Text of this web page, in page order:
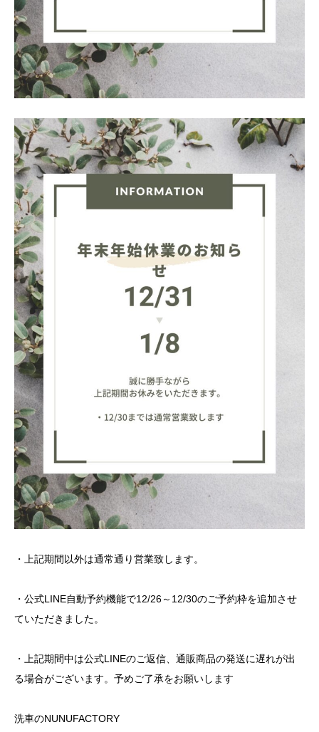
・上記期間以外は通常通り営業致します。
・公式LINE自動予約機能で12/26～12/30のご予約枠を追加させ
ていただきました。
・上記期間中は公式LINEのご返信、通販商品の発送に遅れが出
る場合がございます。予めご了承をお願いします
洗車のNUNUFACTORY